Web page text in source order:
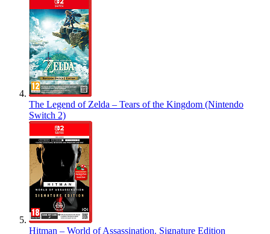
The Legend of Zelda – Tears of the Kingdom (Nintendo
Switch 2)
Hitman – World of Assassination. Signature Edition